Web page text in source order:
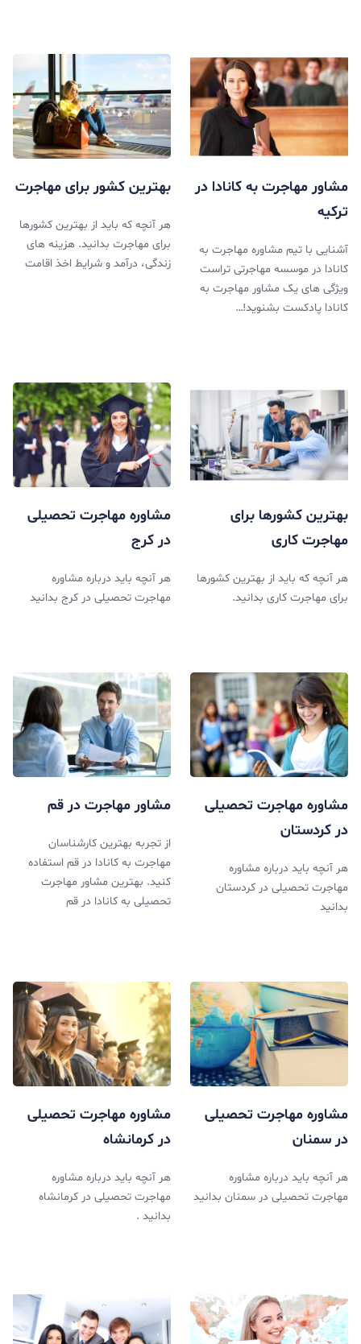
مشاور مهاجرت به کانادا در
ترکیه
آشنایی با تیم مشاوره مهاجرت به
کانادا در موسسه مهاجرتی تراست
ویژگی‌ های یک مشاور مهاجرت به
کانادا پادکست بشنوید!…
بهترین کشور برای مهاجرت
هر آنچه که باید از بهترین کشورها
برای مهاجرت بدانید. هزینه های
زندگی، درآمد و شرایط اخذ اقامت
بهترین کشورها برای
مهاجرت کاری
هر آنچه که باید از بهترین کشورها
برای مهاجرت کاری بدانید.
مشاوره مهاجرت تحصیلی
در کرج
هر آنچه باید درباره مشاوره
مهاجرت تحصیلی در کرج بدانید
مشاوره مهاجرت تحصیلی
در کردستان
هر آنچه باید درباره مشاوره
مهاجرت تحصیلی در کردستان
بدانید
مشاور مهاجرت در قم
از تجربه بهترین کارشناسان
مهاجرت به کانادا در قم استفاده
کنید. بهترین مشاور مهاجرت
تحصیلی به کانادا در قم
مشاوره مهاجرت تحصیلی
در سمنان
هر آنچه باید درباره مشاوره
مهاجرت تحصیلی در سمنان بدانید
مشاوره مهاجرت تحصیلی
در کرمانشاه
هر آنچه باید درباره مشاوره
مهاجرت تحصیلی در کرمانشاه
بدانید .